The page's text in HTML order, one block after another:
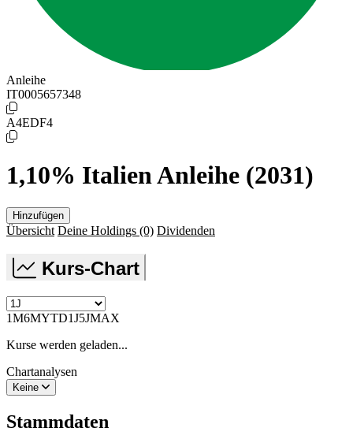
Anleihe
IT0005657348
A4EDF4
1,10% Italien Anleihe (2031)
Hinzufügen
Übersicht Deine Holdings (0) Dividenden
Kurs-Chart
1M6MYTD1J5JMAX
Kurse werden geladen...
Chartanalysen
Keine
Stammdaten